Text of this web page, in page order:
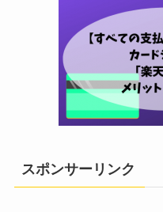
スポンサーリンク